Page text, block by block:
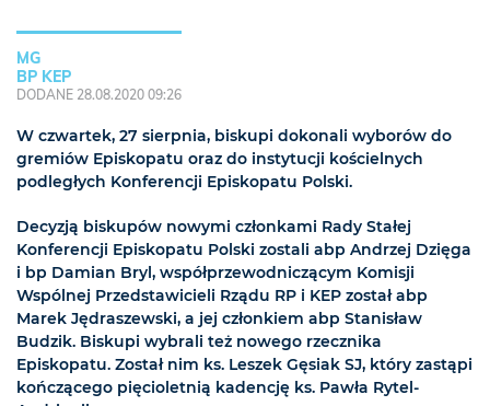
MG
BP KEP
DODANE 28.08.2020 09:26
W czwartek, 27 sierpnia, biskupi dokonali wyborów do
gremiów Episkopatu oraz do instytucji kościelnych
podległych Konferencji Episkopatu Polski.
Decyzją biskupów nowymi członkami Rady Stałej
Konferencji Episkopatu Polski zostali abp Andrzej Dzięga
i bp Damian Bryl, współprzewodniczącym Komisji
Wspólnej Przedstawicieli Rządu RP i KEP został abp
Marek Jędraszewski, a jej członkiem abp Stanisław
Budzik. Biskupi wybrali też nowego rzecznika
Episkopatu. Został nim ks. Leszek Gęsiak SJ, który zastąpi
kończącego pięcioletnią kadencję ks. Pawła Rytel-